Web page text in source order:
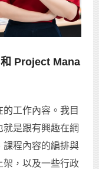
Project Mana
工作內容。我目
是跟有興趣在網
課程內容的編排與
架，以及一些行政